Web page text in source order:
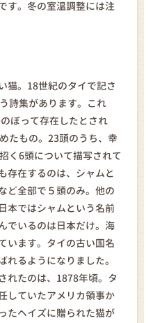
す。冬の室温調整には注
猫。18世紀のタイで記さ
詩集があります。これ
ぼって存在したとされ
たもの。23頭のうち、幸
く6頭について描写されて
存在するのは、シャムと
ど全部で５頭のみ。他の
本ではシャムという名前
でいるのは日本だけ。海
います。タイの古い国名
るようになりました。
れたのは、1878年頃。タ
していたアメリカ領事か
たヘイズに贈られた猫が